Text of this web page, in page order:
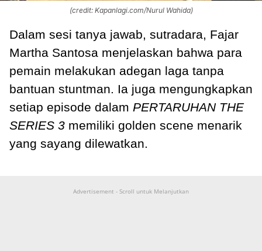
(credit: Kapanlagi.com/Nurul Wahida)
Dalam sesi tanya jawab, sutradara, Fajar
Martha Santosa menjelaskan bahwa para
pemain melakukan adegan laga tanpa
bantuan stuntman. Ia juga mengungkapkan
setiap episode dalam PERTARUHAN THE
SERIES 3 memiliki golden scene menarik
yang sayang dilewatkan.
Advertisement - Scroll untuk Melanjutkan